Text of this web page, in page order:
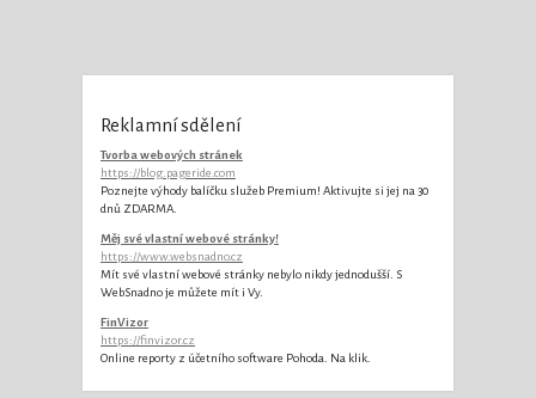
Reklamní sdělení
Tvorba webových stránek
https://blog.pageride.com
Poznejte výhody balíčku služeb Premium! Aktivujte si jej na 30
dnů ZDARMA.
Měj své vlastní webové stránky!
https://www.websnadno.cz
Mít své vlastní webové stránky nebylo nikdy jednodušší. S
WebSnadno je můžete mít i Vy.
FinVizor
https://finvizor.cz
Online reporty z účetního software Pohoda. Na klik.